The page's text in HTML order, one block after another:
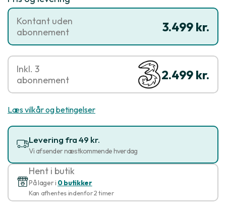
3.499 kr.
Kontant uden
abonnement
2.499 kr.
Inkl. 3
abonnement
Læs vilkår og betingelser
Levering fra 49 kr.
Vi afsender næstkommende hverdag
Hent i butik
På lager i 0 butikker
Kan afhentes indenfor 2 timer